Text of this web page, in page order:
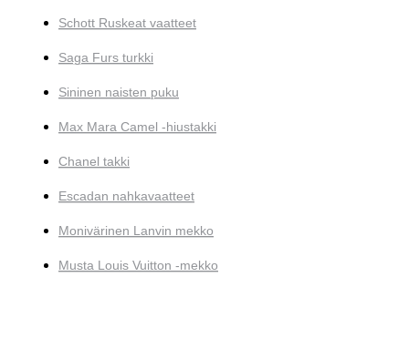
Schott Ruskeat vaatteet
Saga Furs turkki
Sininen naisten puku
Max Mara Camel -hiustakki
Chanel takki
Escadan nahkavaatteet
Monivärinen Lanvin mekko
Musta Louis Vuitton -mekko